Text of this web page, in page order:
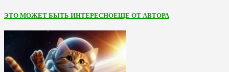
ЭТО МОЖЕТ БЫТЬ ИНТЕРЕСНОЕЩЕ ОТ АВТОРА